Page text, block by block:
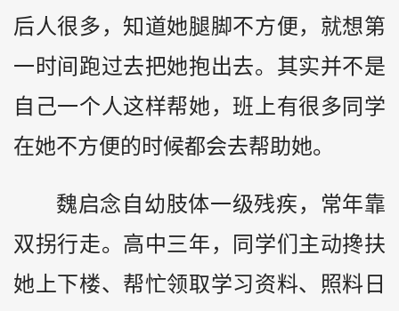
后人很多，知道她腿脚不方便，就想第
一时间跑过去把她抱出去。其实并不是
自己一个人这样帮她，班上有很多同学
在她不方便的时候都会去帮助她。
魏启念自幼肢体一级残疾，常年靠
双拐行走。高中三年，同学们主动搀扶
她上下楼、帮忙领取学习资料、照料日